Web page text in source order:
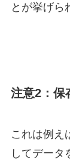
とが挙げら
注意2：保
これは例え
してデータ